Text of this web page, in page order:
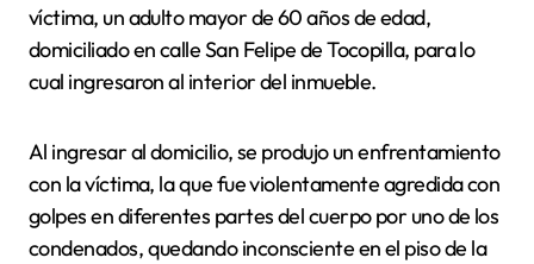
víctima, un adulto mayor de 60 años de edad,
domiciliado en calle San Felipe de Tocopilla, para lo
cual ingresaron al interior del inmueble.
Al ingresar al domicilio, se produjo un enfrentamiento
con la víctima, la que fue violentamente agredida con
golpes en diferentes partes del cuerpo por uno de los
condenados, quedando inconsciente en el piso de la